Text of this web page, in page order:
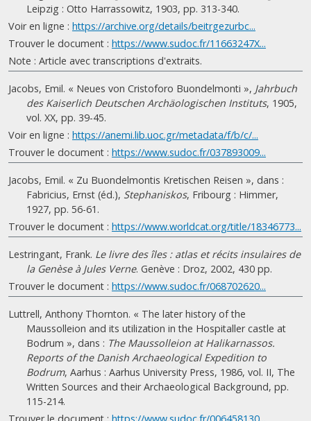
Leipzig : Otto Harrassowitz, 1903, pp. 313-340.
Voir en ligne : https://archive.org/details/beitrgezurbc...
Trouver le document : https://www.sudoc.fr/11663247X...
Note : Article avec transcriptions d'extraits.
Jacobs, Emil. « Neues von Cristoforo Buondelmonti », Jahrbuch
des Kaiserlich Deutschen Archäologischen Instituts, 1905,
vol. XX, pp. 39-45.
Voir en ligne : https://anemi.lib.uoc.gr/metadata/f/b/c/...
Trouver le document : https://www.sudoc.fr/037893009...
Jacobs, Emil. « Zu Buondelmontis Kretischen Reisen », dans :
Fabricius, Ernst (éd.), Stephaniskos, Fribourg : Himmer,
1927, pp. 56-61.
Trouver le document : https://www.worldcat.org/title/18346773...
Lestringant, Frank. Le livre des îles : atlas et récits insulaires de
la Genèse à Jules Verne. Genève : Droz, 2002, 430 pp.
Trouver le document : https://www.sudoc.fr/068702620...
Luttrell, Anthony Thornton. « The later history of the
Maussolleion and its utilization in the Hospitaller castle at
Bodrum », dans : The Maussolleion at Halikarnassos.
Reports of the Danish Archaeological Expedition to
Bodrum, Aarhus : Aarhus University Press, 1986, vol. II, The
Written Sources and their Archaeological Background, pp.
115-214.